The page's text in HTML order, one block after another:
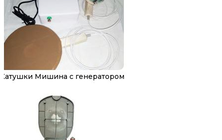
Катушки Мишина с генератором